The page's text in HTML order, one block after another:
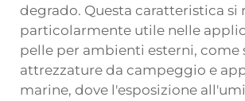
degrado. Questa caratteristica si
particolarmente utile nelle
pelle per ambienti esterni, come
attrezzature da campeggio e
marine, dove l'esposizione